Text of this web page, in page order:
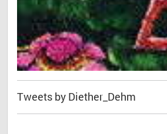
Tweets by Diether_Dehm